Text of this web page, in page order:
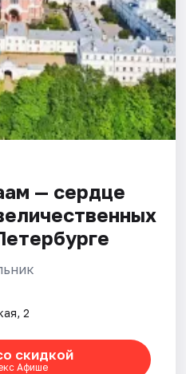
— сердце
2
скидкой
Афише